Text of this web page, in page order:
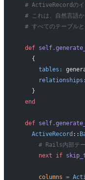
# ActiveRecordのイ
# これは、自然言語か
# すべてのテーブル
  def
    {
      tables:
      relationships:
    }
  end
  def
    ActiveRecord
::
# Rails内部テー
      next
if
      columns
=